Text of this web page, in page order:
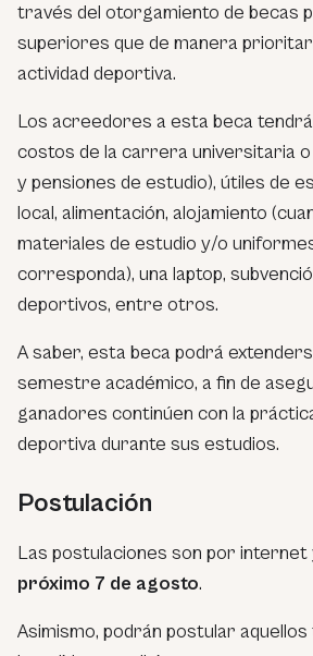
través del otorgamiento de becas
superiores que de manera
actividad deportiva.
Los acreedores a esta beca
costos de la carrera universitaria
y pensiones de estudio), útiles de
local, alimentación, alojamiento
materiales de estudio y/o
corresponda), una laptop,
deportivos, entre otros.
A saber, esta beca podrá
semestre académico, a fin de
ganadores continúen con la
deportiva durante sus estudios.
Postulación
Las postulaciones son por internet
próximo 7 de agosto.
Asimismo, podrán postular